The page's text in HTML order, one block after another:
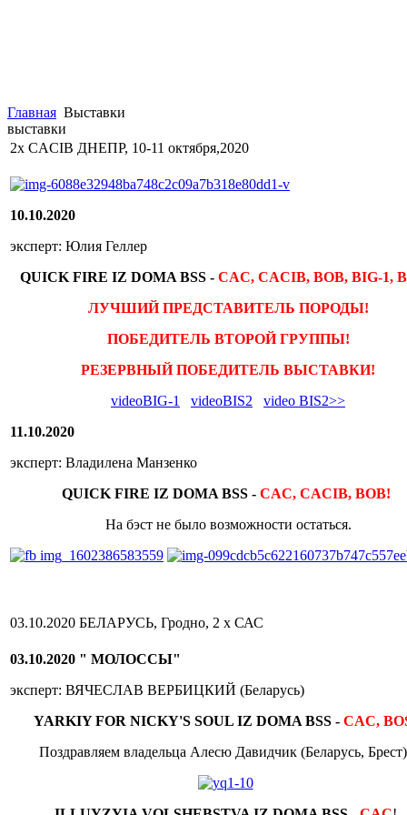
Главная Выставки
выставки
2x CACIB ДНЕПР, 10-11 октября,2020
10.10.2020
эксперт: Юлия Геллер
QUICK FIRE IZ DOMA BSS - CAC, CACIB, BOB, BIG-1,
ЛУЧШИЙ ПРЕДСТАВИТЕЛЬ ПОРОДЫ!
ПОБЕДИТЕЛЬ ВТОРОЙ ГРУППЫ!
РЕЗЕРВНЫЙ ПОБЕДИТЕЛЬ ВЫСТАВКИ!
videoBIG-1
videoBIS2
video BIS2>>
11.10.2020
эксперт: Владилена Манзенко
QUICK FIRE IZ DOMA BSS - CAC, CACIB, BOB!
На бэст не было возможности остаться.
03.10.2020 БЕЛАРУСЬ, Гродно, 2 х САС
03.10.2020 " МОЛОССЫ"
эксперт: ВЯЧЕСЛАВ ВЕРБИЦКИЙ (Беларусь)
YARKIY FOR NICKY'S SOUL IZ DOMA BSS - CAC,
Поздравляем владельца Алесю Давидчик (Беларусь,